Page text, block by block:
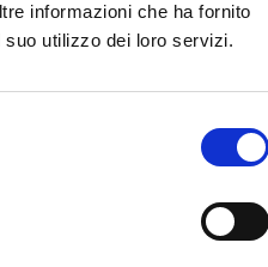
informazioni che ha fornito
utilizzo dei loro servizi.